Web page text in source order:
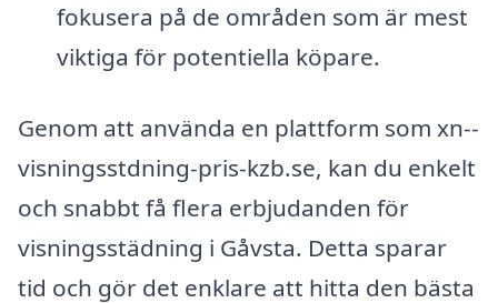
fokusera på de områden som är mest
viktiga för potentiella köpare.
Genom att använda en plattform som xn--
visningsstdning-pris-kzb.se, kan du enkelt
och snabbt få flera erbjudanden för
visningsstädning i Gåvsta. Detta sparar
tid och gör det enklare att hitta den bästa